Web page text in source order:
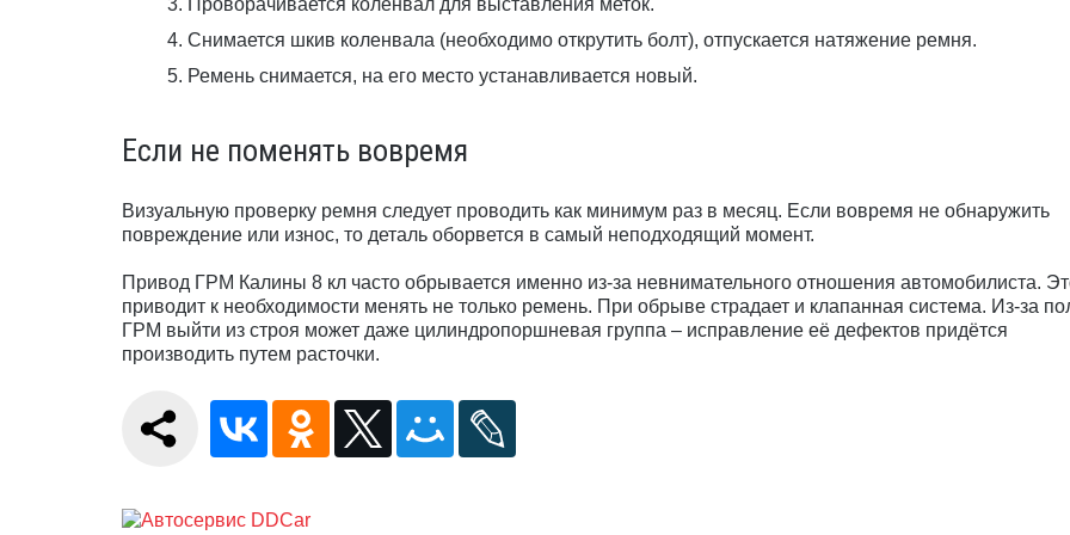
Проворачивается коленвал для выставления меток.
Снимается шкив коленвала (необходимо открутить болт), отпускается натяжение ремня.
Ремень снимается, на его место устанавливается новый.
Если не поменять вовремя
Визуальную проверку ремня следует проводить как минимум раз в месяц. Если вовремя не обнаружить
повреждение или износ, то деталь оборвется в самый неподходящий момент.
Привод ГРМ Калины 8 кл часто обрывается именно из-за невнимательного отношения автомобилиста.
приводит к необходимости менять не только ремень. При обрыве страдает и клапанная система. Из-за
ГРМ выйти из строя может даже цилиндропоршневая группа – исправление её дефектов придётся
производить путем расточки.